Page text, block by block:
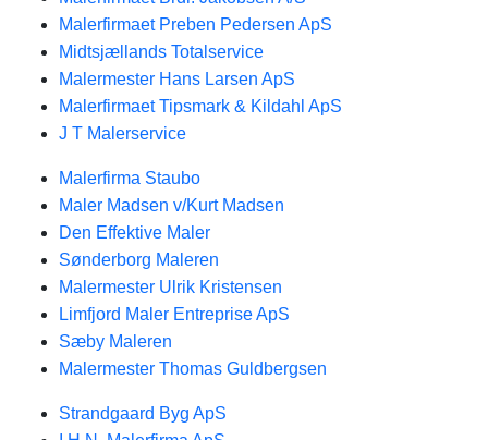
Malerfirmaet Preben Pedersen ApS
Midtsjællands Totalservice
Malermester Hans Larsen ApS
Malerfirmaet Tipsmark & Kildahl ApS
J T Malerservice
Malerfirma Staubo
Maler Madsen v/Kurt Madsen
Den Effektive Maler
Sønderborg Maleren
Malermester Ulrik Kristensen
Limfjord Maler Entreprise ApS
Sæby Maleren
Malermester Thomas Guldbergsen
Strandgaard Byg ApS